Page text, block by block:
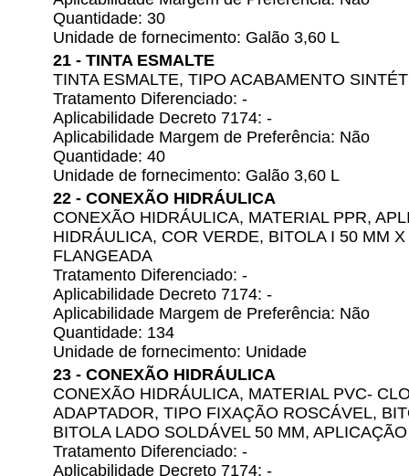
Quantidade: 30
Unidade de fornecimento: Galão 3,60 L
21 - TINTA ESMALTE
TINTA ESMALTE, TIPO ACABAMENTO
Tratamento Diferenciado: -
Aplicabilidade Decreto 7174: -
Aplicabilidade Margem de Preferência: Não
Quantidade: 40
Unidade de fornecimento: Galão 3,60 L
22 - CONEXÃO HIDRÁULICA
CONEXÃO HIDRÁULICA, MATERIAL PPR,
HIDRÁULICA, COR VERDE, BITOLA I 50 MM
FLANGEADA
Tratamento Diferenciado: -
Aplicabilidade Decreto 7174: -
Aplicabilidade Margem de Preferência: Não
Quantidade: 134
Unidade de fornecimento: Unidade
23 - CONEXÃO HIDRÁULICA
CONEXÃO HIDRÁULICA, MATERIAL PVC-
ADAPTADOR, TIPO FIXAÇÃO ROSCÁVEL,
BITOLA LADO SOLDÁVEL 50 MM,
Tratamento Diferenciado: -
Aplicabilidade Decreto 7174: -